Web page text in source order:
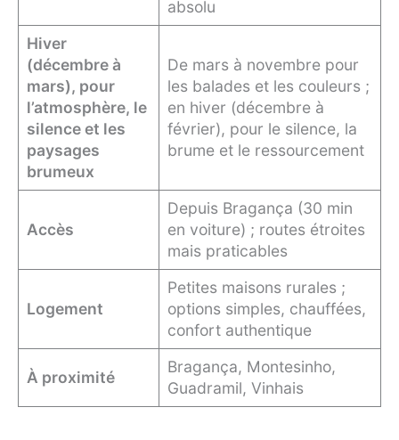
absolu
Hiver
(décembre à
mars), pour
l’atmosphère, le
silence et les
paysages
brumeux
De mars à novembre pour
les balades et les couleurs ;
en hiver (décembre à
février), pour le silence, la
brume et le ressourcement
Accès
Depuis Bragança (30 min
en voiture) ; routes étroites
mais praticables
Logement
Petites maisons rurales ;
options simples, chauffées,
confort authentique
À proximité
Bragança, Montesinho,
Guadramil, Vinhais